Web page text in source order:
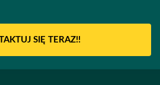
SIĘ TERAZ!!